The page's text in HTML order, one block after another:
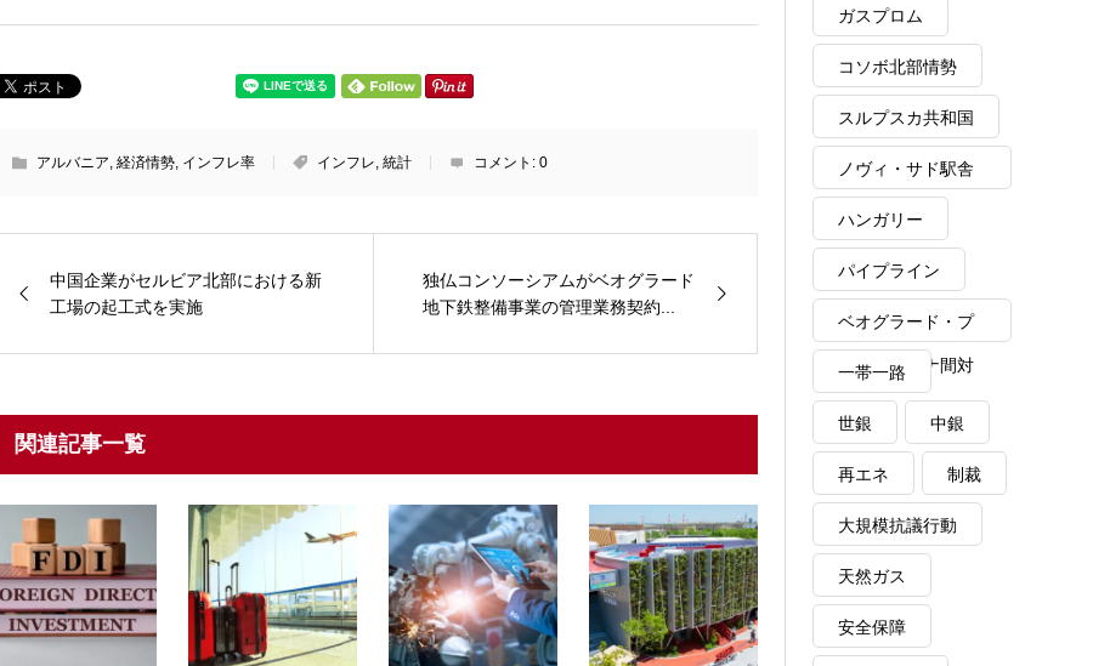
アルバニア 経済情勢, インフレ率 インフレ 統計 コメント: 0
中国企業がセルビア北部における新
工場の起工式を実施
独仏コンソーシアムがベオグラード
地下鉄整備事業の管理業務契約...
関連記事一覧
障
ガスプロム
コソボ北部情勢
スルプスカ共和国
ノヴィ・サド駅舎
崩落事故
ハンガリー
パイプライン
ベオグラード・プ
リシュティナ間対
話
一帯一路
世銀 中銀
再エネ 制裁
大規模抗議行動
天然ガス
安全保障